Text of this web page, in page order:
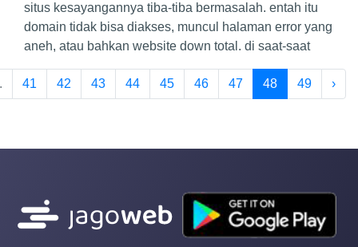
situs kesayangannya tiba-tiba bermasalah. entah itu
domain tidak bisa diakses, muncul halaman error yang
aneh, atau bahkan website down total. di saat-saat
41 42 43 44 45 46 47 48 49 ›